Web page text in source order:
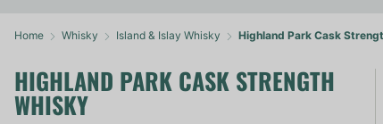
Home Whisky Island & Islay Whisky Highland Park Cask
HIGHLAND PARK CASK STRENGTH
WHISKY